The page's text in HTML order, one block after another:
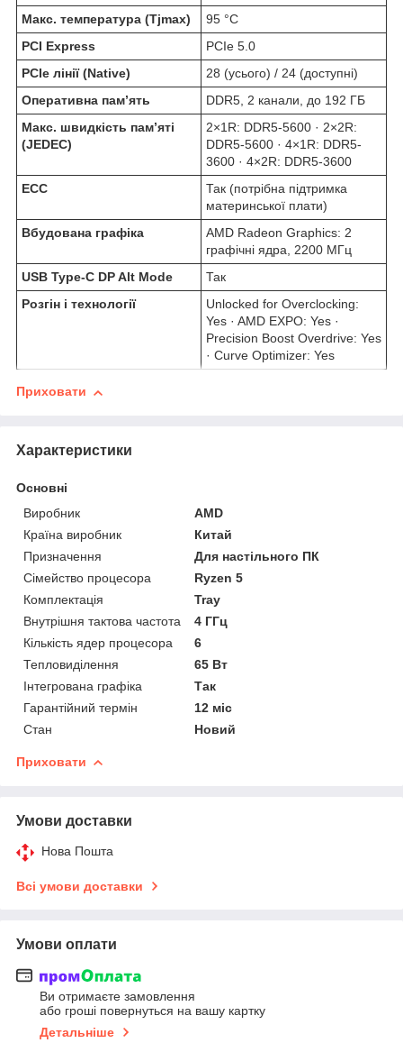
Макс. температура (Tjmax)
95 °C
PCI Express
PCIe 5.0
PCIe лінії (Native)
28 (усього) / 24 (доступні)
Оперативна пам’ять
DDR5, 2 канали, до 192 ГБ
Макс. швидкість пам’яті
(JEDEC)
2×1R: DDR5-5600 · 2×2R:
DDR5-5600 · 4×1R: DDR5-
3600 · 4×2R: DDR5-3600
ECC
Так (потрібна підтримка
материнської плати)
Вбудована графіка
AMD Radeon Graphics: 2
графічні ядра, 2200 МГц
USB Type-C DP Alt Mode
Так
Розгін і технології
Unlocked for Overclocking:
Yes · AMD EXPO: Yes ·
Precision Boost Overdrive: Yes
· Curve Optimizer: Yes
Приховати
Характеристики
Основні
Виробник
AMD
Країна виробник
Китай
Призначення
Для настільного ПК
Сімейство процесора
Ryzen 5
Комплектація
Tray
Внутрішня тактова частота
4 ГГц
Кількість ядер процесора
6
Тепловиділення
65 Вт
Інтегрована графіка
Так
Гарантійний термін
12 міс
Стан
Новий
Приховати
Умови доставки
Нова Пошта
Всі умови доставки
Умови оплати
Ви отримаєте замовлення
або гроші повернуться на вашу картку
Детальніше